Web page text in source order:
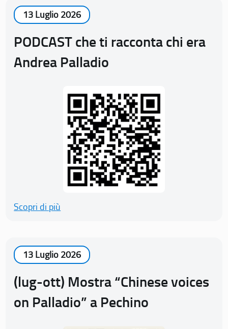
13 Luglio 2026
PODCAST che ti racconta chi era
Andrea Palladio
Scopri di più
13 Luglio 2026
(lug-ott) Mostra “Chinese voices
on Palladio” a Pechino